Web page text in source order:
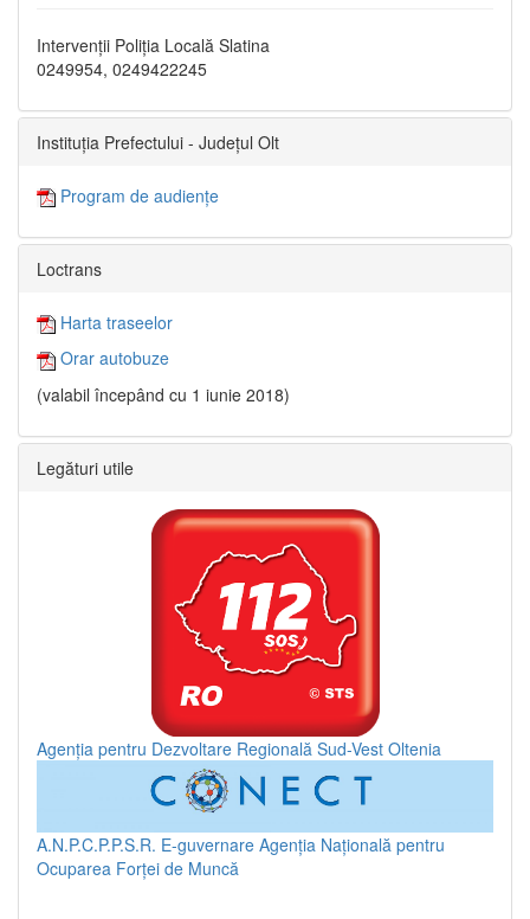
Intervenții Poliția Locală Slatina
0249954, 0249422245
Instituția Prefectului - Județul Olt
Program de audiențe
Loctrans
Harta traseelor
Orar autobuze
(valabil începând cu 1 iunie 2018)
Legături utile
Agenția pentru Dezvoltare Regională Sud-Vest Oltenia
A.N.P.C.P.P.S.R. E-guvernare Agenția Națională pentru
Ocuparea Forței de Muncă